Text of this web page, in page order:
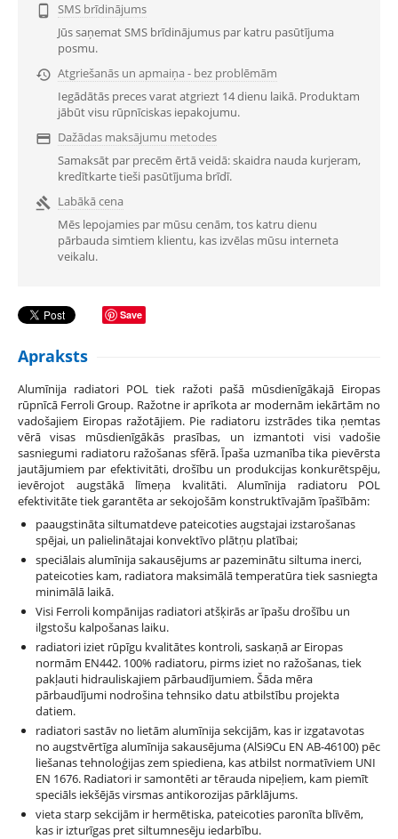

SMS brīdinājums
Jūs saņemat SMS brīdinājumus par katru pasūtījuma
posmu.
 Atgriešanās un apmaiņa - bez problēmām
Iegādātās preces varat atgriezt 14 dienu laikā. Produktam
jābūt visu rūpnīciskas iepakojumu.
 Dažādas maksājumu metodes
Samaksāt par precēm ērtā veidā: skaidra nauda kurjeram,
kredītkarte tieši pasūtījuma brīdī.

Labākā cena
Mēs lepojamies par mūsu cenām, tos katru dienu
pārbauda simtiem klientu, kas izvēlas mūsu interneta
veikalu.
Save
Apraksts
Alumīnija radiatori POL tiek ražoti pašā mūsdienīgākajā Eiropas
rūpnīcā Ferroli Group. Ražotne ir aprīkota ar modernām iekārtām no
vadošajiem Eiropas ražotājiem. Pie radiatoru izstrādes tika ņemtas
vērā visas mūsdienīgākās prasības, un izmantoti visi vadošie
sasniegumi radiatoru ražošanas sfērā. Īpaša uzmanība tika pievērsta
jautājumiem par efektivitāti, drošību un produkcijas konkurētspēju,
ievērojot augstākā līmeņa kvalitāti. Alumīnija radiatoru POL
efektivitāte tiek garantēta ar sekojošām konstruktīvajām īpašībām:
paaugstināta siltumatdeve pateicoties augstajai izstarošanas
spējai, un palielinātajai konvektīvo plātņu platībai;
speciālais alumīnija sakausējums ar pazeminātu siltuma inerci,
pateicoties kam, radiatora maksimālā temperatūra tiek sasniegta
minimālā laikā.
Visi Ferroli kompānijas radiatori atšķirās ar īpašu drošību un
ilgstošu kalpošanas laiku.
radiatori iziet rūpīgu kvalitātes kontroli, saskaņā ar Eiropas
normām EN442. 100% radiatoru, pirms iziet no ražošanas, tiek
pakļauti hidrauliskajiem pārbaudījumiem. Šāda mēra
pārbaudījumi nodrošina tehnsiko datu atbilstību projekta
datiem.
radiatori sastāv no lietām alumīnija sekcijām, kas ir izgatavotas
no augstvērtīga alumīnija sakausējuma (AlSi9Cu EN AB-46100) pēc
liešanas tehnoloģijas zem spiediena, kas atbilst normatīviem UNI
EN 1676. Radiatori ir samontēti ar tērauda nipeļiem, kam piemīt
speciāls iekšējās virsmas antikorozijas pārklājums.
vieta starp sekcijām ir hermētiska, pateicoties paronīta blīvēm,
kas ir izturīgas pret siltumnesēju iedarbību.